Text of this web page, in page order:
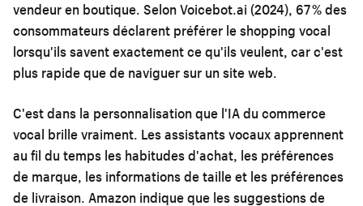
vendeur en boutique. Selon Voicebot.ai (2024), 67 % des
consommateurs déclarent préférer le shopping vocal
lorsqu'ils savent exactement ce qu'ils veulent, car c'est
plus rapide que de naviguer sur un site web.
C'est dans la personnalisation que l'IA du commerce
vocal brille vraiment. Les assistants vocaux apprennent
au fil du temps les habitudes d'achat, les préférences
de marque, les informations de taille et les préférences
de livraison. Amazon indique que les suggestions de